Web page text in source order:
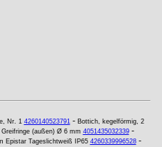
Nr. 1 4260140523791- Bottich, kegelförmig, 2
(außen) Ø 6 mm 4051435032339-
Epistar Tageslichtweiß IP65 4260339996528-